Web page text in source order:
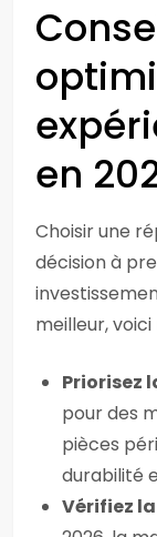
en
Choisir une
décision à
meilleur,
Priorisez
pour des
pièces
durabilité
Vérifiez